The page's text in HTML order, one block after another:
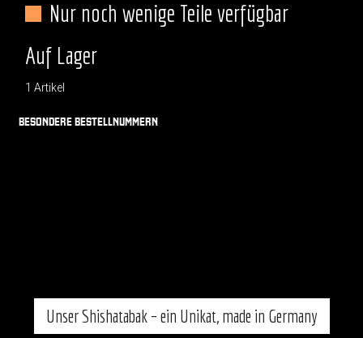
Nur noch wenige Teile verfügbar
Auf Lager
1 Artikel
BESONDERE BESTELLNUMMERN
Unser Shishatabak – ein Unikat, made in Germany